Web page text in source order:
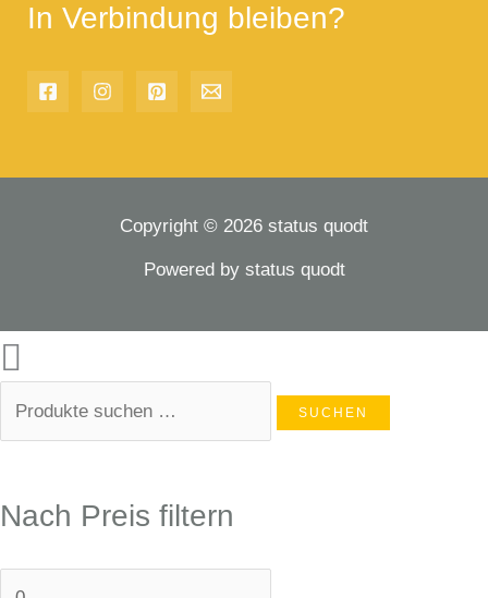
In Verbindung bleiben?
Copyright © 2026 status quodt
Powered by status quodt
SUCHEN
Nach Preis filtern